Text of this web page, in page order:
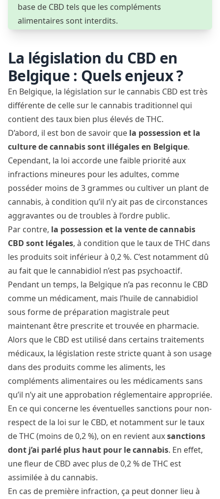
base de CBD tels que les compléments
alimentaires sont interdits.
La législation du CBD en
Belgique : Quels enjeux ?
En Belgique, la législation sur le cannabis CBD est très
différente de celle sur le cannabis traditionnel qui
contient des taux bien plus élevés de THC.
D’abord, il est bon de savoir que la possession et la
culture de cannabis sont illégales en Belgique.
Cependant, la loi accorde unefaible priorité aux
infractions mineures pour les adultes, comme
posséder moins de 3 grammes ou cultiver un plant de
cannabis, à condition qu’il n’y ait pas de circonstances
aggravantes ou de troubles à l’ordre public.
Par contre, la possession et la vente de cannabis
CBD sont légales, à condition que le taux de THC dans
les produits soit inférieur à 0,2 %. C’est notamment dû
au fait que le cannabidiol n’est pas psychoactif.
Pendant un temps, la Belgique n’a pas reconnu le CBD
comme un médicament, mais l’huile de cannabidiol
sous forme de préparation magistrale peut
maintenant être prescrite et trouvée en pharmacie.
Alors que le CBD est utilisé dans certains traitements
médicaux, la législation reste stricte quant à son usage
dans des produits comme les aliments, les
compléments alimentaires ou les médicaments sans
qu’il n’y ait une approbation réglementaire appropriée.
En ce qui concerne les éventuelles sanctions pour non-
respect de la loi sur le CBD, et notamment sur le taux
de THC (moins de 0,2 %), on en revient auxsanctions
dont j’ai parlé plus haut pour le cannabis. En effet,
une fleur de CBD avec plus de 0,2 % de THC est
assimilée à du cannabis.
En cas de première infraction, ça peut donner lieu à